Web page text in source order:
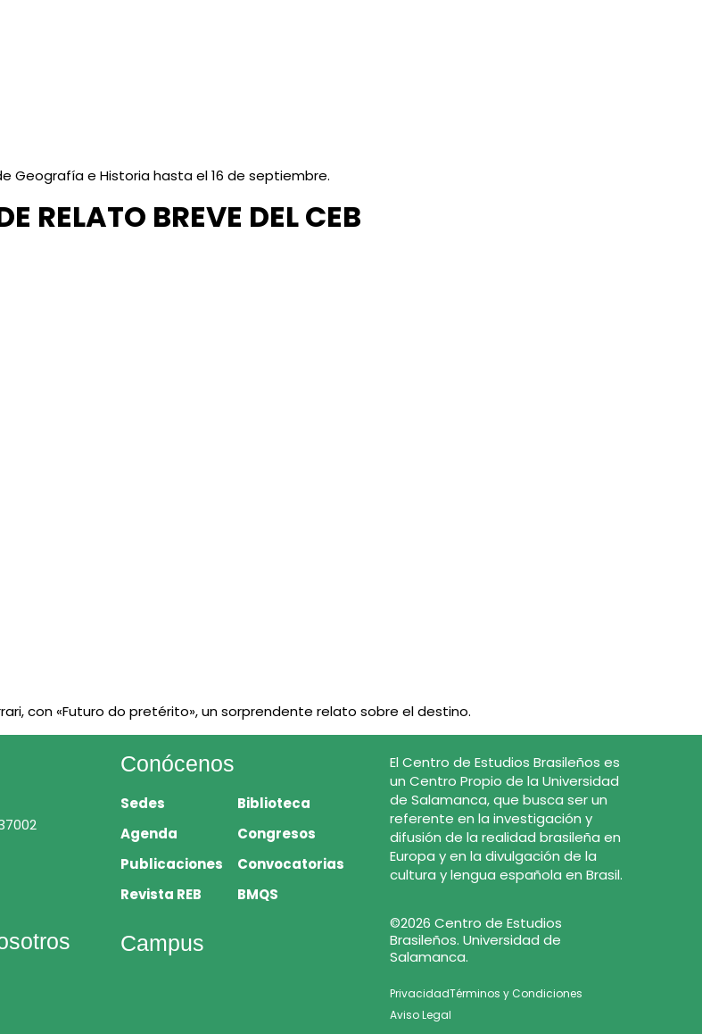
Geografía e Historia hasta el 16 de septiembre.
RELATO BREVE DEL CEB
con «Futuro do pretérito», un sorprendente relato sobre el destino.
Conócenos
Sedes
Agenda
Publicaciones
Revista REB
Biblioteca
Congresos
Convocatorias
BMQS
Campus
El Centro de Estudios Brasileños es
un Centro Propio de la Universidad
de Salamanca, que busca ser un
referente en la investigación y
difusión de la realidad brasileña en
Europa y en la divulgación de la
cultura y lengua española en Brasil.
©2026 Centro de Estudios
Brasileños. Universidad de
Salamanca.
PrivacidadTérminos y Condiciones
Aviso Legal